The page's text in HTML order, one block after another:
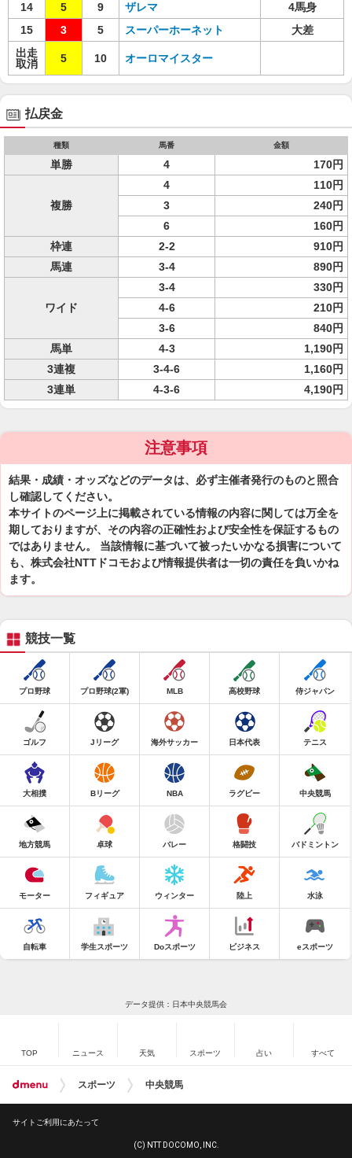
14
5 9 ザレマ
4馬身
15
3 5 スーパーホーネット
大差
出走
取消
5 10 オーロマイスター
払戻金
種類 馬番 金額
単勝 4 170円
複勝
4
110円
3
240円
6
160円
枠連
2-2
910円
馬連
3-4 890円
ワイド
3-4
330円
4-6
210円
3-6
840円
馬単
4-3
1,190円
3連複
3-4-6
1,160円
3連単
4-3-6 4,190円
注意事項
結果・成績・オッズなどのデータは、必ず主催者発行のものと照合
し確認してください。
本サイトのページ上に掲載されている情報の内容に関しては万全を
期しておりますが、その内容の正確性および安全性を保証するもの
ではありません。 当該情報に基づいて被ったいかなる損害について
も、株式会社NTTドコモおよび情報提供者は一切の責任を負いかね
ます。
競技一覧
プロ野球 プロ野球(2軍) MLB 高校野球 侍ジャパン
ゴルフ Jリーグ 海外サッカー 日本代表 テニス
大相撲 Bリーグ NBA ラグビー 中央競馬
地方競馬 卓球 バレー 格闘技 バドミントン
モーター フィギュア ウィンター 陸上 水泳
自転車 学生スポーツ Doスポーツ ビジネス eスポーツ
データ提供：日本中央競馬会
TOP ニュース 天気 スポーツ 占い すべて
スポーツ 中央競馬
サイトご利用にあたって
(C) NTT DOCOMO, INC.